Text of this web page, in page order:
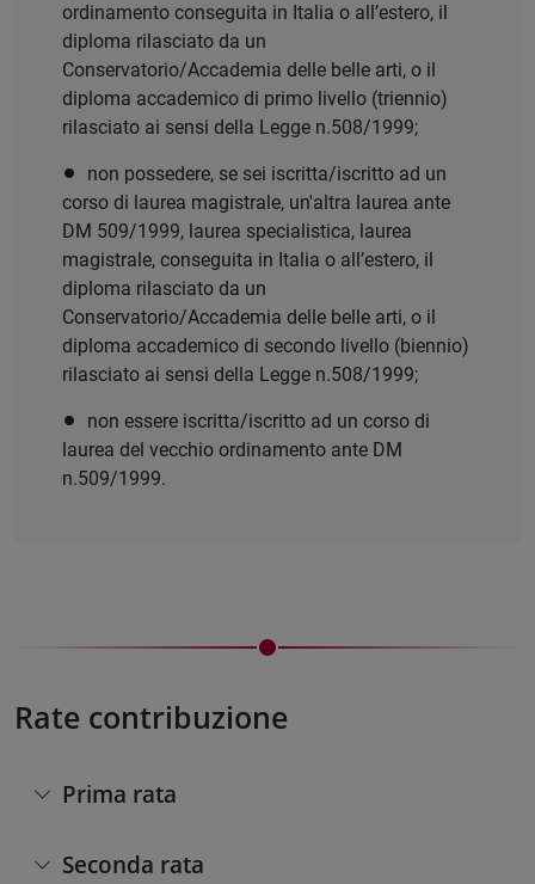
ordinamento conseguita in Italia o all’estero, il
diploma rilasciato da un
Conservatorio/Accademia delle belle arti, o il
diploma accademico di primo livello (triennio)
rilasciato ai sensi della Legge n.508/1999;
non possedere, se sei iscritta/iscritto ad un
corso di laurea magistrale, un'altra laurea ante
DM 509/1999, laurea specialistica, laurea
magistrale, conseguita in Italia o all’estero, il
diploma rilasciato da un
Conservatorio/Accademia delle belle arti, o il
diploma accademico di secondo livello (biennio)
rilasciato ai sensi della Legge n.508/1999;
non essere iscritta/iscritto ad un corso di
laurea del vecchio ordinamento ante DM
n.509/1999.
Rate contribuzione
Prima rata
Seconda rata